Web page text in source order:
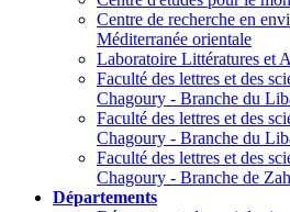
Centre de recherche en
Méditerranée orientale
Laboratoire Littératures et
Faculté des lettres et des
Chagoury - Branche du
Faculté des lettres et des
Chagoury - Branche du
Faculté des lettres et des
Chagoury - Branche de
Départements